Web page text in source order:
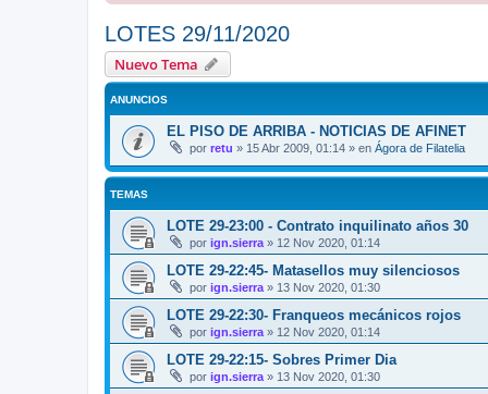
LOTES 29/11/2020
Nuevo Tema
ANUNCIOS
EL PISO DE ARRIBA - NOTICIAS DE AFINET
por retu » 15 Abr 2009, 01:14 » en Ágora de Filatelia
TEMAS
LOTE 29-23:00 - Contrato inquilinato años 30
por ign.sierra » 12 Nov 2020, 01:14
LOTE 29-22:45- Matasellos muy silenciosos
por ign.sierra » 13 Nov 2020, 01:30
LOTE 29-22:30- Franqueos mecánicos rojos
por ign.sierra » 12 Nov 2020, 01:14
LOTE 29-22:15- Sobres Primer Dia
por ign.sierra » 13 Nov 2020, 01:30